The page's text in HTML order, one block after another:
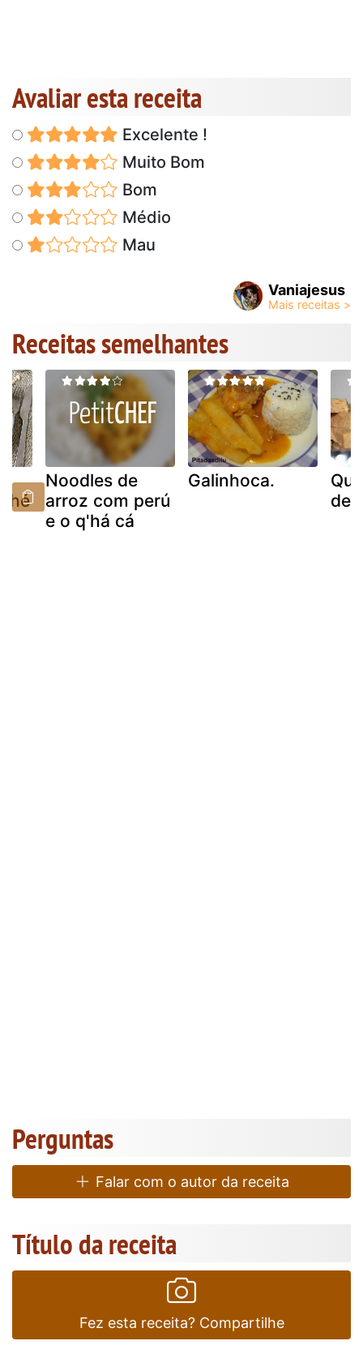
Avaliar esta receita
Excelente !
Muito Bom
Bom
Médio
Mau
Vaniajesus
Receitas semelhantes
Noodles de
arroz com perú
e o q'há cá
Galinhoca.
de
Perguntas
Falar com o autor da receita
Título da receita
Fez esta receita? Compartilhe